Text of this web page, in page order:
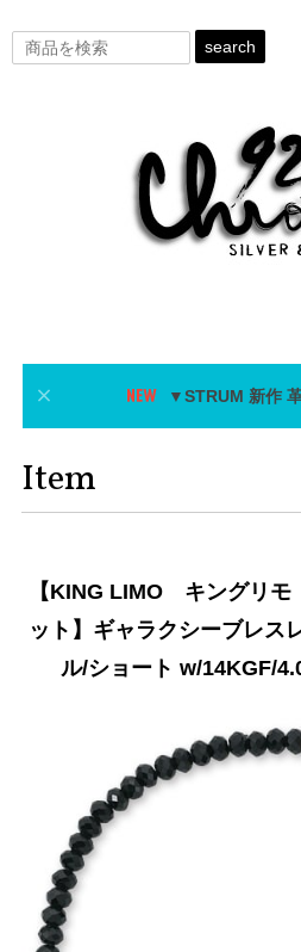
search
▼STRUM 新作
Item
【KING LIMO キングリ
ット】ギャラクシーブレス
ル/ショート w/14KGF/